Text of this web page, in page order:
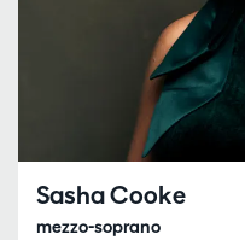
Sasha Cooke
mezzo-soprano